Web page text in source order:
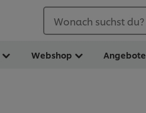
Wonach suchst du?
Webshop Angebote